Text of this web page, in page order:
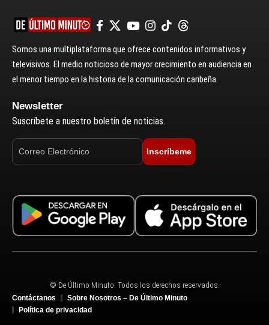
Somos una multiplataforma que ofrece contenidos informativos y
televisivos. El medio noticioso de mayor crecimiento en audiencia en
el menor tiempo en la historia de la comunicación caribeña.
Newsletter
Suscríbete a nuestro boletín de noticias.
Inscríbeme
© De Último Minuto. Todos los derechos reservados.
Contáctanos
Sobre Nosotros – De Último Minuto
Política de privacidad